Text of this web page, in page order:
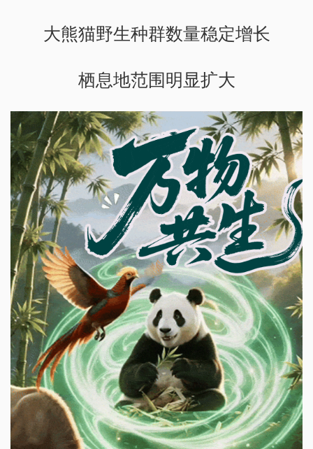
大熊猫野生种群数量稳定增长
栖息地范围明显扩大